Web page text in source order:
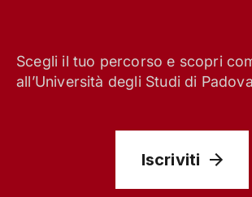
Scegli il tuo percorso e scopri
all’Università degli Studi di Padova
Iscriviti